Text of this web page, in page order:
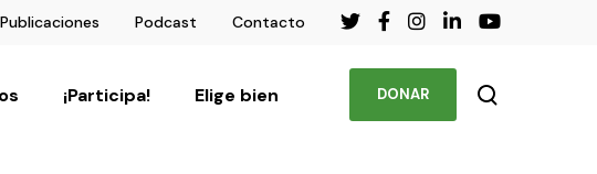
Publicaciones Podcast Contacto
¡Participa! Elige bien DONAR